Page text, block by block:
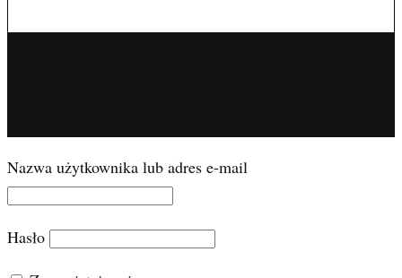
Nazwa użytkownika lub adres e-mail
Hasło